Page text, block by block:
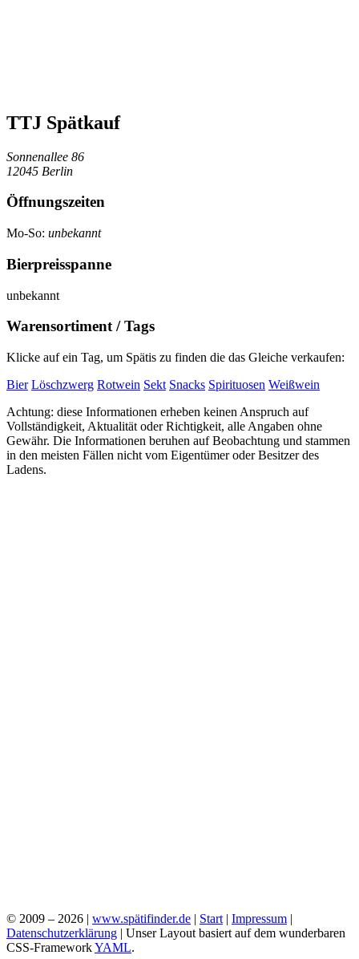
TTJ Spätkauf
Sonnenallee 86
12045 Berlin
Öffnungszeiten
Mo-So: unbekannt
Bierpreisspanne
unbekannt
Warensortiment / Tags
Klicke auf ein Tag, um Spätis zu finden die das Gleiche verkaufen:
Bier Löschzwerg Rotwein Sekt Snacks Spirituosen Weißwein
Achtung: diese Informationen erheben keinen Anspruch auf
Vollständigkeit, Aktualität oder Richtigkeit, alle Angaben ohne
Gewähr. Die Informationen beruhen auf Beobachtung und stammen
in den meisten Fällen nicht vom Eigentümer oder Besitzer des
Ladens.
© 2009 – 2026 | www.spätifinder.de | Start | Impressum |
Datenschutzerklärung | Unser Layout basiert auf dem wunderbaren
CSS-FrameworkYAML.